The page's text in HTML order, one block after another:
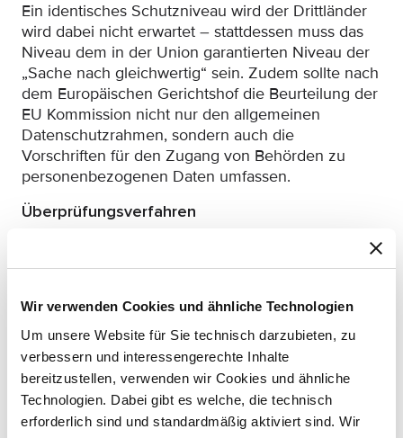
Wir verwenden Cookies und ähnliche Technologien
Um unsere Website für Sie technisch darzubieten, zu
verbessern und interessengerechte Inhalte
bereitzustellen, verwenden wir Cookies und ähnliche
Technologien. Dabei gibt es welche, die technisch
erforderlich sind und standardmäßig aktiviert sind. Wir
Ein identisches Schutzniveau wird der Drittländer
wird dabei nicht erwartet – stattdessen muss das
Niveau dem in der Union garantierten Niveau der
„Sache nach gleichwertig“ sein. Zudem sollte nach
dem Europäischen Gerichtshof die Beurteilung der
EU Kommission nicht nur den allgemeinen
Datenschutzrahmen, sondern auch die
Vorschriften für den Zugang von Behörden zu
personenbezogenen Daten umfassen.
Überprüfungsverfahren
Angemessenheitsbewertung haben die
Jahren verschiedene Schritte in Zusammenarbeit
mit den betreffenden Ländern unternommen.
Die EU Kommission hat von den elf überwachten
Ländern Informationen über die Entwicklung ihrer
Datenschutzregelungen seit der
Angemessenheitsfeststellung eingeholt. Diese